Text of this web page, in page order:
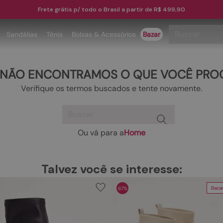
Frete grátis p/ todo o Brasil a partir de R$ 499,90
Sandálias Tênis Bolsas & Acessórios Bazar
ENCONTRAMOS O QUE VOCÊ
Verifique os termos buscados e tente novamente.
Ou vá para aHome
Talvez você se interesse:
Bazar
67%
1º
papete
2º
tenis
sandalia
9º
óculos
TERMOS MAIS BUSCADOS
tenis
sandalia